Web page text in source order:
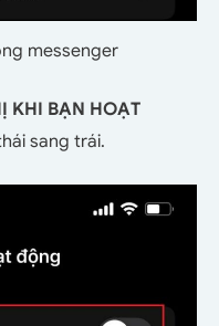
messenger
KHI BẠN HOẠT
sang trái.